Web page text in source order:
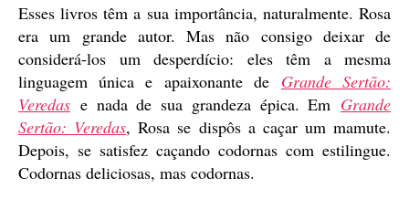
Esses livros têm a sua importância, naturalmente. Rosa
era um grande autor. Mas não consigo deixar de
considerá-los um desperdício: eles têm a mesma
linguagem única e apaixonante de Grande Sertão:
Veredas e nada de sua grandeza épica. Em Grande
Sertão: Veredas, Rosa se dispôs a caçar um mamute.
Depois, se satisfez caçando codornas com estilingue.
Codornas deliciosas, mas codornas.